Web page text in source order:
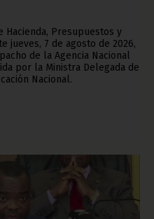
Hacienda, Presupuestos y
jueves, 7 de agosto de 2026,
de la Agencia Nacional
por la Ministra Delegada de
Nacional.